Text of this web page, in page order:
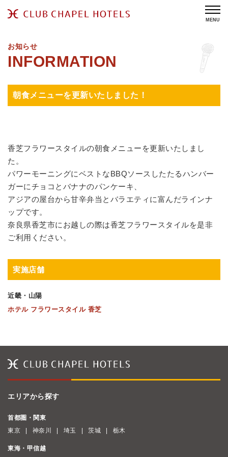
MENU
お知らせ
朝食メニューを更新いたしました！
香芝フラワースタイルの朝食メニューを更新いたしまし
た。
パワーモーニングにベストなBBQソースしたたるハンバー
ガーにチョコとバナナのパンケーキ、
アジアの屋台から甘辛弁当とバラエティに富んだラインナ
ップです。
奈良県香芝市にお越しの際は香芝フラワースタイルを是非
ご利用ください。
実施店舗
近畿・山陽
ホテル フラワースタイル 香芝
エリアから探す
首都圏・関東
東京
神奈川 埼玉 茨城 栃木
東海・甲信越